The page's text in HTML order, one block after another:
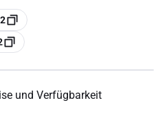
und Verfügbarkeit